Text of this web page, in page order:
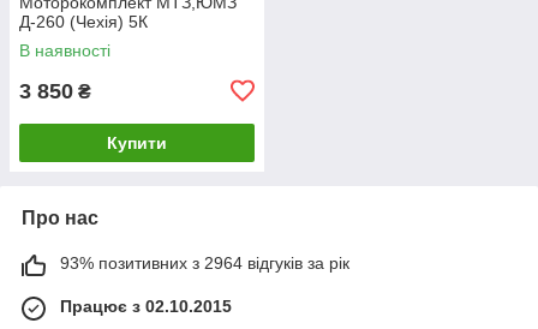
Д-260 (Чехія) 5К
В наявності
3 850 ₴
Купити
Про нас
93% позитивних з 2964 відгуків за рік
Працює з 02.10.2015